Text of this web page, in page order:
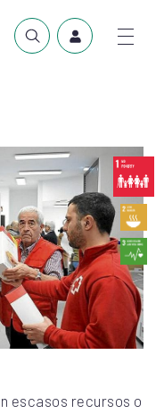
escasos recursos o